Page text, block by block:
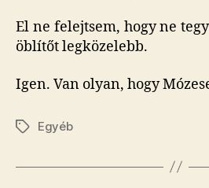
El ne felejtsem, hogy ne
öblítőt legközelebb.
Igen. Van olyan, hogy
CímkékEgyéb